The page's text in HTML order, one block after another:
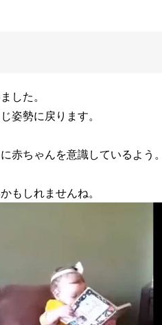
した。
姿勢に戻ります。
赤ちゃんを意識しているよう。
もしれませんね。